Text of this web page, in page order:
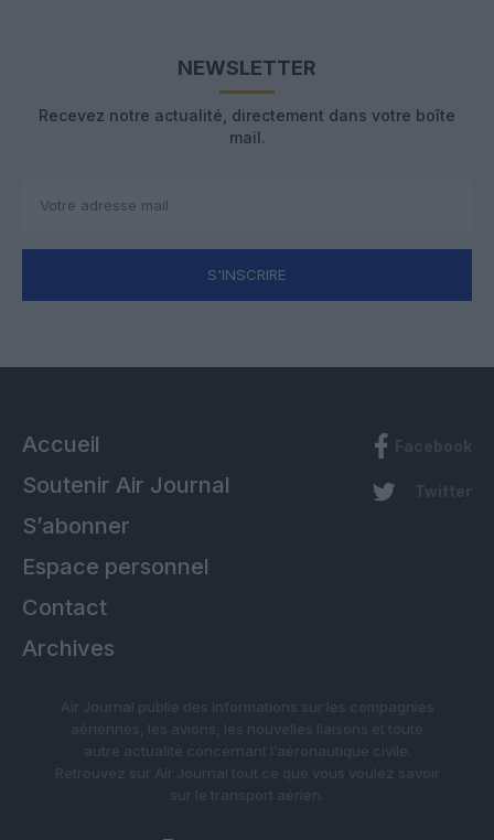
NEWSLETTER
Recevez notre actualité, directement dans votre boîte
mail.
S'INSCRIRE
Accueil
Soutenir Air Journal
S’abonner
Espace personnel
Contact
Archives